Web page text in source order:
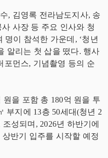
, 김영록 전라남도지사, 송
사장 등 주요 인사와 청
명이 참석한 가운데, ‘청년
알리는 첫 삽을 떴다. 행사
포먼스, 기념촬영 등의 순
원을 포함 총 180억 원을 투
부지에 13층 50세대(청년 2
성되며, 2026년 하반기에
반기 입주를 시작할 예정